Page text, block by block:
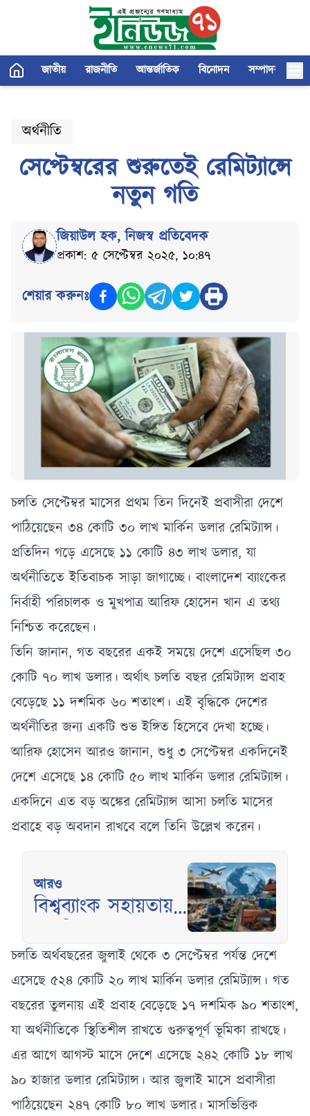
জাতীয় রাজনীতি আন্তর্জাতিক বিনোদন সম্পাদকীয়
অর্থনীতি
সেপ্টেম্বরের শুরুতেই রেমিট্যান্সে
নতুন গতি
জিয়াউল হক,নিজস্ব প্রতিবেদক
প্রকাশ: ৫ সেপ্টেম্বর ২০২৫, ১০:৪৭
শেয়ার করুনঃ
চলতি সেপ্টেম্বর মাসের প্রথম তিন দিনেই প্রবাসীরা দেশে
পাঠিয়েছেন ৩৪ কোটি ৩০ লাখ মার্কিন ডলার রেমিট্যান্স।
প্রতিদিন গড়ে এসেছে ১১ কোটি ৪৩ লাখ ডলার, যা
অর্থনীতিতে ইতিবাচক সাড়া জাগাচ্ছে। বাংলাদেশ ব্যাংকের
নির্বাহী পরিচালক ও মুখপাত্র আরিফ হোসেন খান এ তথ্য
নিশ্চিত করেছেন।
তিনি জানান, গত বছরের একই সময়ে দেশে এসেছিল ৩০
কোটি ৭০ লাখ ডলার। অর্থাৎ চলতি বছর রেমিট্যান্স প্রবাহ
বেড়েছে ১১ দশমিক ৬০ শতাংশ। এই বৃদ্ধিকে দেশের
অর্থনীতির জন্য একটি শুভ ইঙ্গিত হিসেবে দেখা হচ্ছে।
আরিফ হোসেন আরও জানান, শুধু ৩ সেপ্টেম্বর একদিনেই
দেশে এসেছে ১৪ কোটি ৫০ লাখ মার্কিন ডলার রেমিট্যান্স।
একদিনে এত বড় অঙ্কের রেমিট্যান্স আসা চলতি মাসের
প্রবাহে বড় অবদান রাখবে বলে তিনি উল্লেখ করেন।
আরও
বিশ্বব্যাংক সহায়তায়
সাফল্য পেল
বাংলাদেশ
চলতি অর্থবছরের জুলাই থেকে ৩ সেপ্টেম্বর পর্যন্ত দেশে
এসেছে ৫২৪ কোটি ২০ লাখ মার্কিন ডলার রেমিট্যান্স। গত
বছরের তুলনায় এই প্রবাহ বেড়েছে ১৭ দশমিক ৯০ শতাংশ,
যা অর্থনীতিকে স্থিতিশীল রাখতে গুরুত্বপূর্ণ ভূমিকা রাখছে।
এর আগে আগস্ট মাসে দেশে এসেছে ২৪২ কোটি ১৮ লাখ
৯০ হাজার ডলার রেমিট্যান্স। আর জুলাই মাসে প্রবাসীরা
পাঠিয়েছেন ২৪৭ কোটি ৮০ লাখ ডলার। মাসভিত্তিক